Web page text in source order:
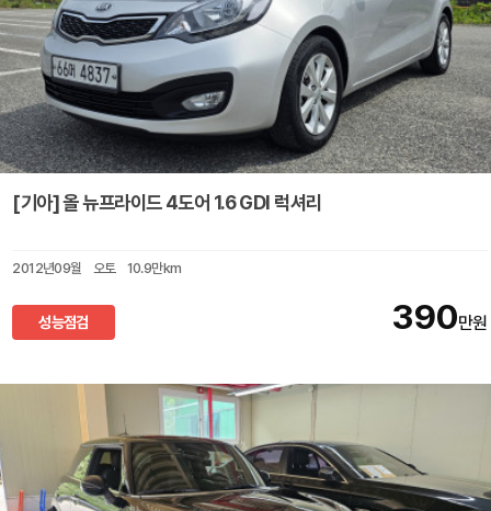
[기아] 올 뉴프라이드 4도어 1.6 GDI 럭셔리
2012년09월 오토 10.9만km
성능점검 390만원